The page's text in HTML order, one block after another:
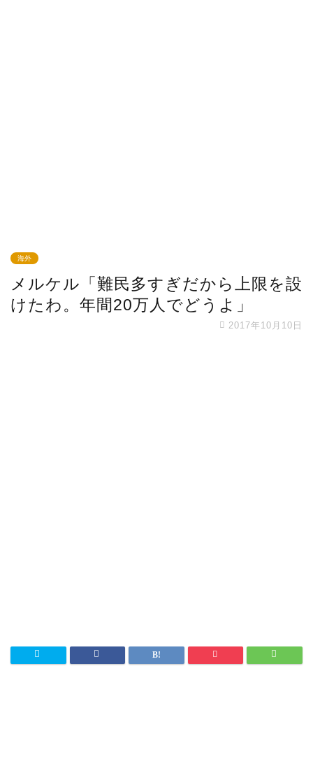
海外
メルケル「難民多すぎだから上限を設
けたわ。年間20万人でどうよ」
2017年10月10日